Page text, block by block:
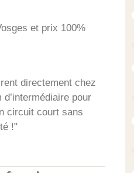
et prix 100%
directement chez
pour
circuit court sans
!"